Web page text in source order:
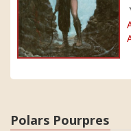
Polars Pourpres